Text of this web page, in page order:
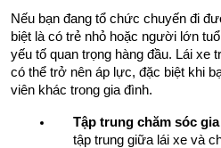
Nếu bạn đang tổ chức chuyến đi
biệt là có trẻ nhỏ hoặc người lớn
yếu tố quan trọng hàng đầu. Lái xe
có thể trở nên áp lực, đặc biệt khi
viên khác trong gia đình.
Tập trung chăm sóc
tập trung giữa lái xe và